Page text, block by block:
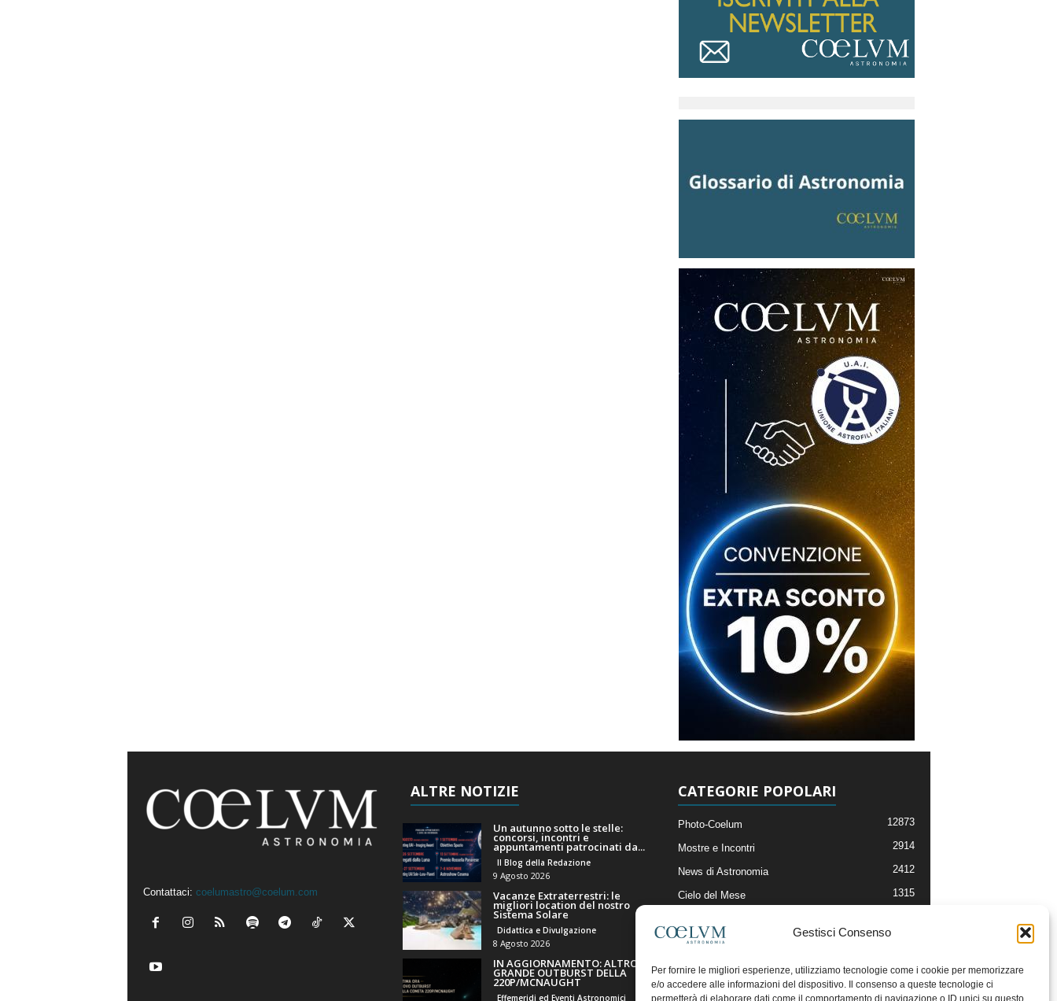
Gestisci Consenso
Per fornire le migliori esperienze, utilizziamo tecnologie come i cookie per memorizzare
e/o accedere alle informazioni del dispositivo. Il consenso a queste tecnologie ci
permetterà di elaborare dati come il comportamento di navigazione o ID unici su questo
Contattaci: coelumastro@coelum.com
ALTRE NOTIZIE
Un autunno sotto le stelle:
concorsi, incontri e
appuntamenti patrocinati da...
Il Blog della Redazione
9 Agosto 2026
Vacanze Extraterrestri: le
migliori location del nostro
Sistema Solare
Didattica e Divulgazione
8 Agosto 2026
IN AGGIORNAMENTO: ALTRO
GRANDE OUTBURST DELLA
220P/MCNAUGHT
Effemeridi ed Eventi Astronomici
CATEGORIE POPOLARI
Photo-Coelum 12873
Mostre e Incontri 2914
News di Astronomia 2412
Cielo del Mese 1315
Articoli e Risorse On-Line
Il Blog della Redazione